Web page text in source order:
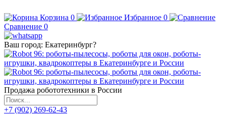
Корзина 0 Избранное 0
Сравнение 0
Ваш город: Екатеринбург?
Продажа робототехники в России
+7 (902) 269-62-43